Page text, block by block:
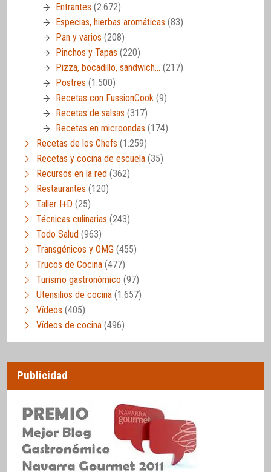
Entrantes (2.672)
Especias, hierbas aromáticas (83)
Pan y varios (208)
Pinchos y Tapas (220)
Pizza, bocadillo, sandwich… (217)
Postres (1.500)
Recetas con FussionCook (9)
Recetas de salsas (317)
Recetas en microondas (174)
Recetas de los Chefs (1.259)
Recetas y cocina de escuela (35)
Recursos en la red (362)
Restaurantes (120)
Taller I+D (25)
Técnicas culinarias (243)
Todo Salud (963)
Transgénicos y OMG (455)
Trucos de Cocina (477)
Turismo gastronómico (97)
Utensilios de cocina (1.657)
Vídeos (405)
Vídeos de cocina (496)
Publicidad